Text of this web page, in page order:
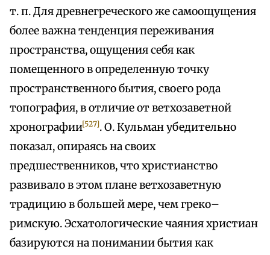
т. п. Для древнегреческого же самоощущения
более важна тенденция переживания
пространства, ощущения себя как
помещенного в определенную точку
пространственного бытия, своего рода
топография, в отличие от ветхозаветной
хронографии[527]. О. Кульман убедительно
показал, опираясь на своих
предшественников, что христианство
развивало в этом плане ветхозаветную
традицию в большей мере, чем греко–
римскую. Эсхатологические чаяния христиан
базируются на понимании бытия как